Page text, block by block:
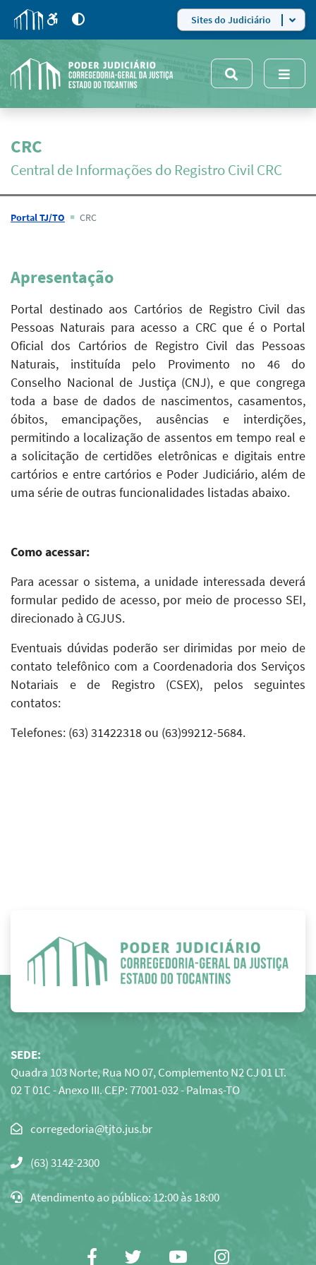
para
4
site
5
modo
de
contraste
Sites do Judiciário
CRC
Central de Informações do Registro Civil CRC
Portal TJ/TO CRC
Apresentação
Portal destinado aos Cartórios de Registro Civil das
Pessoas Naturais para acesso a CRC que é o Portal
Oficial dos Cartórios de Registro Civil das Pessoas
Naturais, instituída pelo Provimento no 46 do
Conselho Nacional de Justiça (CNJ), e que congrega
toda a base de dados de nascimentos, casamentos,
óbitos, emancipações, ausências e interdições,
permitindo a localização de assentos em tempo real e
a solicitação de certidões eletrônicas e digitais entre
cartórios e entre cartórios e Poder Judiciário, além de
uma série de outras funcionalidades listadas abaixo.
Como acessar:
Para acessar o sistema, a unidade interessada deverá
formular pedido de acesso, por meio de processo SEI,
direcionado à CGJUS.
Eventuais dúvidas poderão ser dirimidas por meio de
contato telefônico com a Coordenadoria dos Serviços
Notariais e de Registro (CSEX), pelos seguintes
contatos:
Telefones: (63) 31422318 ou (63)99212-5684.
SEDE:
Quadra 103 Norte, Rua NO 07, Complemento N2 CJ 01 LT.
02 T 01C - Anexo III. CEP: 77001-032 - Palmas-TO
Clique
copiar
o
e-
mail
para
(63) 3142-2300
Atendimento ao público: 12:00 às 18:00
FacebookTwitterYoutubeInstagram